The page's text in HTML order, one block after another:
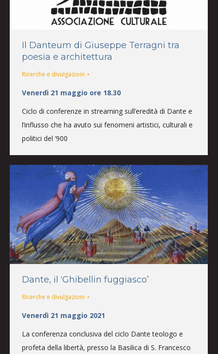
Il Danteum di Giuseppe Terragni tra
poesia e architettura
Ricerche e divulgazioni
Venerdì 21 maggio ore 18.30
Ciclo di conferenze in streaming sull’eredità di Dante e
l’influsso che ha avuto sui fenomeni artistici, culturali e
politici del ‘900
Dante, il ‘Ghibellin fuggiasco’
Ricerche e divulgazioni
Venerdì 21 maggio 2021
La conferenza conclusiva del ciclo Dante teologo e
profeta della libertà, presso la Basilica di S. Francesco